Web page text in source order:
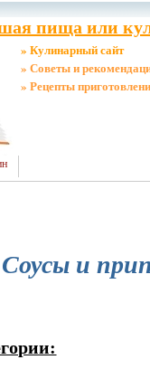
пища или
» Кулинарный сайт
» Советы и
» Рецепты
Соусы и